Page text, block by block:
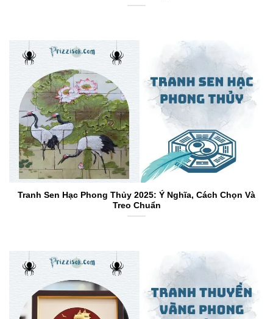
Tranh Sen Hạc Phong Thủy 2025: Ý Nghĩa, Cách Chọn Và
Treo Chuẩn